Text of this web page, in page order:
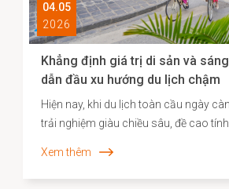
04.05
2026
Khẳng định giá trị di sản và
dẫn đầu xu hướng du lịch chậm
Hiện nay, khi du lịch toàn cầu ngày
trải nghiệm giàu chiều sâu, đề cao
châu Á. Việc Hội An vươn lên vị trí dẫn
Xem thêm